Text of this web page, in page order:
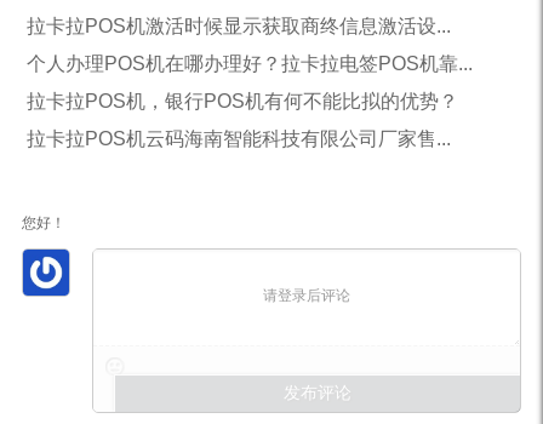
拉卡拉POS机激活时候显示获取商终信息激活设...
个人办理POS机在哪办理好？拉卡拉电签POS机靠...
拉卡拉POS机，银行POS机有何不能比拟的优势？
拉卡拉POS机云码海南智能科技有限公司厂家售...
您好！
请登录后评论